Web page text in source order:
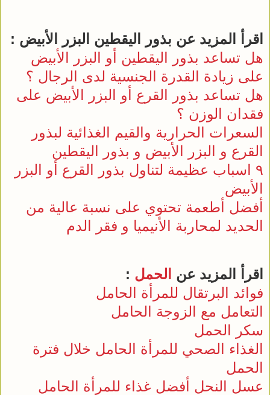
اقرأ المزيد عن بذور اليقطين البزر الأبيض :
هل تساعد بذور اليقطين أو البزر الأبيض
على زيادة القدرة الجنسية لدى الرجال ؟
هل تساعد بذور القرع أو البزر الأبيض على
فقدان الوزن ؟
السعرات الحرارية والقيم الغذائية لبذور
القرع و البزر الأبيض و بذور اليقطين
٩ اسباب عظيمة لتناول بذور القرع أو البزر
الأبيض
أفضل أطعمة تحتوي على نسبة عالية من
الحديد لمحاربة الأنيميا و فقر الدم
اقرأ المزيد عن الحمل :
فوائد البرتقال للمرأة الحامل
التعامل مع الزوجة الحامل
سكر الحمل
الغذاء الصحي للمرأة الحامل خلال فترة
الحمل
عسل النحل أفضل غذاء للمرأة الحامل